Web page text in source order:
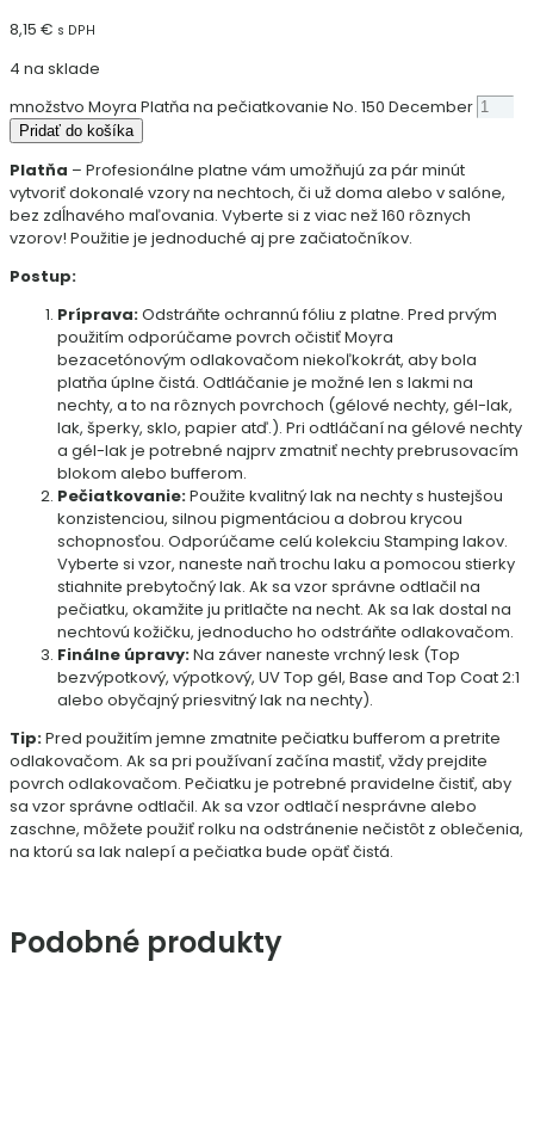
8,15 € s DPH
4 na sklade
množstvo Moyra Platňa na pečiatkovanie No. 150 December
Pridať do košíka
Platňa – Profesionálne platne vám umožňujú za pár minút
vytvoriť dokonalé vzory na nechtoch, či už doma alebo v salóne,
bez zdĺhavého maľovania. Vyberte si z viac než 160 rôznych
vzorov! Použitie je jednoduché aj pre začiatočníkov.
Postup:
Príprava:Odstráňte ochrannú fóliu z platne. Pred prvým
použitím odporúčame povrch očistiť Moyra
bezacetónovým odlakovačom niekoľkokrát, aby bola
platňa úplne čistá. Odtláčanie je možné len s lakmi na
nechty, a to na rôznych povrchoch (gélové nechty, gél-lak,
lak, šperky, sklo, papier atď.). Pri odtláčaní na gélové nechty
a gél-lak je potrebné najprv zmatniť nechty prebrusovacím
blokom alebo bufferom.
Pečiatkovanie:Použite kvalitný lak na nechty s hustejšou
konzistenciou, silnou pigmentáciou a dobrou krycou
schopnosťou. Odporúčame celú kolekciu Stamping lakov.
Vyberte si vzor, naneste naň trochu laku a pomocou stierky
stiahnite prebytočný lak. Ak sa vzor správne odtlačil na
pečiatku, okamžite ju pritlačte na necht. Ak sa lak dostal na
nechtovú kožičku, jednoducho ho odstráňte odlakovačom.
Finálne úpravy:Na záver naneste vrchný lesk (Top
bezvýpotkový, výpotkový, UV Top gél, Base and Top Coat 2:1
alebo obyčajný priesvitný lak na nechty).
Tip:Pred použitím jemne zmatnite pečiatku bufferom a pretrite
odlakovačom. Ak sa pri používaní začína mastiť, vždy prejdite
povrch odlakovačom. Pečiatku je potrebné pravidelne čistiť, aby
sa vzor správne odtlačil. Ak sa vzor odtlačí nesprávne alebo
zaschne, môžete použiť rolku na odstránenie nečistôt z oblečenia,
na ktorú sa lak nalepí a pečiatka bude opäť čistá.
Podobné produkty